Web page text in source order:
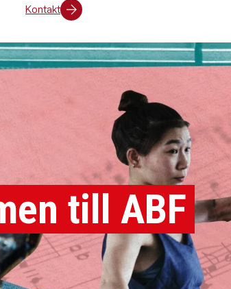
Kontakt
till ABF